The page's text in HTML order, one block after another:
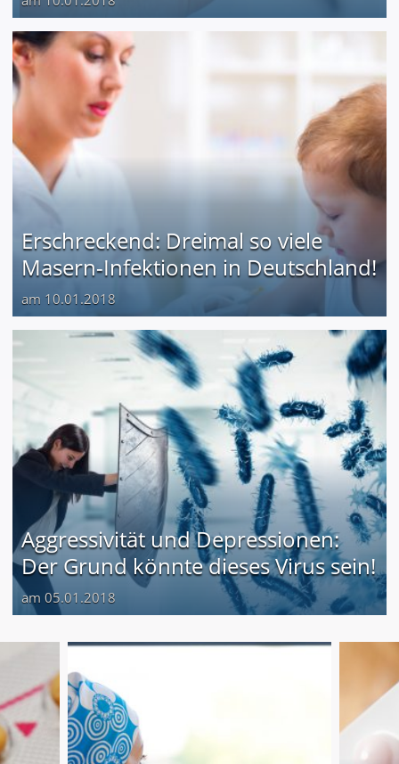
Erschreckend: Dreimal so viele
Masern-Infektionen in Deutschland!
am 10.01.2018
Aggressivität und Depressionen:
Der Grund könnte dieses Virus sein!
am 05.01.2018